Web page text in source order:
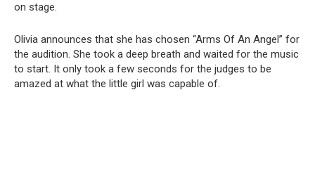
on stage.
Olivia announces that she has chosen “Arms Of An Angel” for
the audition. She took a deep breath and waited for the music
to start. It only took a few seconds for the judges to be
amazed at what the little girl was capable of.